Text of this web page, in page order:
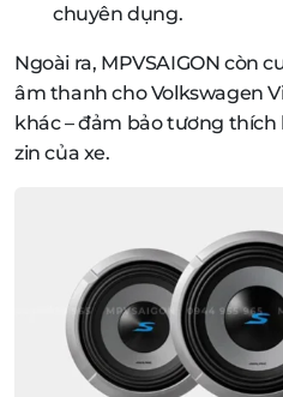
chuyên dụng.
Ngoài ra, MPVSAIGON còn
âm thanh cho Volkswagen
khác – đảm bảo tương
zin của xe.